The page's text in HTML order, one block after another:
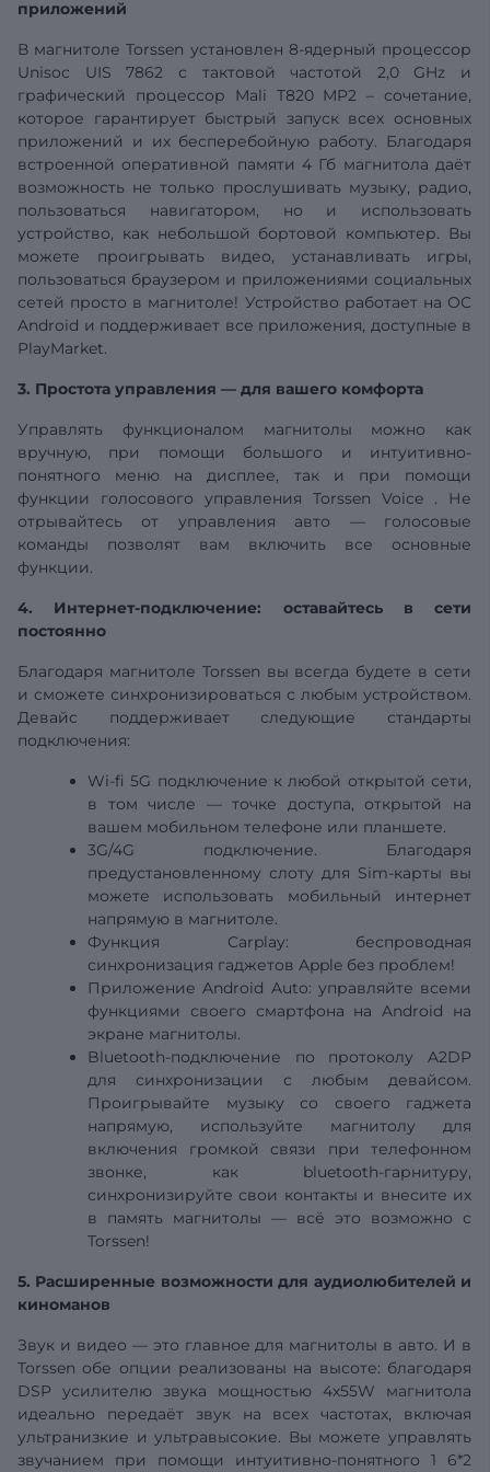
приложений
В магнитоле Torssen установлен 8-ядерный процессор
Unisoc UIS
7862 с тактовой частотой 2,0 GHz и
графический процессор Mali T820 MP2 – сочетание,
которое гарантирует быстрый запуск всех основных
приложений и их бесперебойную работу. Благодаря
встроенной оперативной памяти 4 Гб магнитола даёт
возможность не только прослушивать музыку, радио,
пользоваться навигатором, но и использовать
устройство, как небольшой бортовой компьютер. Вы
можете проигрывать видео, устанавливать игры,
пользоваться браузером и приложениями социальных
сетей просто в магнитоле! Устройство работает на ОС
Android и поддерживает все приложения, доступные в
PlayMarket.
3. Простота управления — для вашего комфорта
Управлять функционалом магнитолы можно как
вручную, при помощи большого и интуитивно-
понятного меню на дисплее, так и при помощи
функции голосового управления Torssen Voice
. Не
отрывайтесь от управления авто — голосовые
команды позволят вам включить все основные
функции.
4. Интернет-подключение: оставайтесь в сети
постоянно
Благодаря магнитоле Torssen вы всегда будете в сети
и сможете синхронизироваться с любым устройством.
Девайс поддерживает следующие стандарты
подключения:
Wi-fi5G подключение к любой открытой сети,
в том числе — точке доступа, открытой на
вашем мобильном телефоне или планшете.
3G/4G подключение. Благодаря
предустановленному слоту для Sim-карты вы
можете использовать мобильный интернет
напрямую в магнитоле.
Функция Carplay: беспроводная
синхронизация гаджетов Apple без проблем!
Приложение Android Auto: управляйте всеми
функциями своего смартфона на Android на
экране магнитолы.
Bluetooth-подключение по протоколу A2DP
для синхронизации с любым девайсом.
Проигрывайте музыку со своего гаджета
напрямую, используйте магнитолу для
включения громкой связи при телефонном
звонке, как bluetooth-гарнитуру,
синхронизируйте свои контакты и внесите их
в память магнитолы — всё это возможно с
Torssen!
5. Расширенные возможности для аудиолюбителей и
киноманов
Звук и видео — это главное для магнитолы в авто. И в
Torssen обе опции реализованы на высоте: благодаря
DSP усилителю звука мощностью 4х55W магнитола
идеально передаёт звук на всех частотах, включая
ультранизкие и ультравысокие. Вы можете управлять
звучанием при помощи интуитивно-понятного 1
6*2